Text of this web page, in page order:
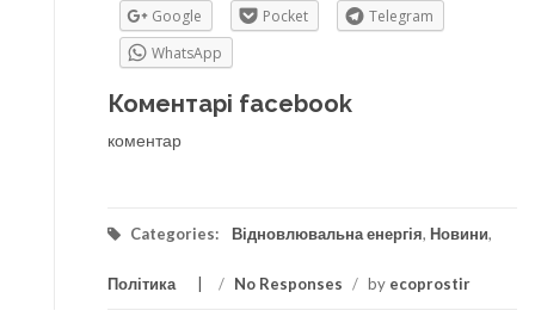
Google
Pocket
Telegram
WhatsApp
Коментарі facebook
коментар
Categories: Відновлювальна енергія, Новини,
Політика / No Responses / by ecoprostir